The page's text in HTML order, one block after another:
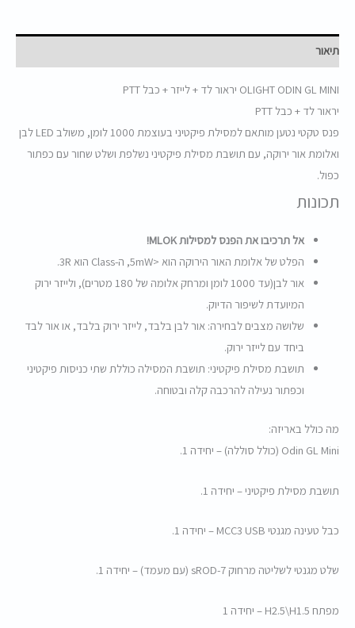
תיאור
OLIGHT ODIN GL MINI יראור לד + לייזר + כבל PTT
יראור לד + כבל PTT
פנס טקטי נטען מותאם למסילת פיקטיני בעוצמת 1000 לומן, משולב LED לבן
ואלומת אור ירוקה, עם תושבת מסילת פיקטיני נשלפת ושלט שחור עם כפתור
כפול.
תכונות
אל תרכיבו את הפנס למסילות MLOK!
הפלט של אלומת האור הירוקה הוא <5mW, ה-Class הוא 3R.
אור לבן(עד 1000 לומן ומרחק אלומה של 180 מטרים), ולייזר ירוק
המיועדת לשיפור הדיוק.
שלושה מצבים לבחירה: אור לבן בלבד, לייזר ירוק בלבד, או אור לבד
ביחד עם לייזר ירוק.
תושבת מסילת פיקטיני: תושבת המסילה כוללת שתי כניסות פיקטיני
וכפתור נעילה להרכבה קלה ובטוחה.
מה כולל באריזה:
Odin GL Mini (כולל סוללה) – יחידה 1.
תושבת מסילת פיקטיני – יחידה 1.
כבל טעינה מגנטי MCC3 USB – יחידה 1.
שלט מגנטי לשליטה מרחוק sROD-7 (עם מעמד) – יחידה 1.
מפתח H2.5\H1.5 – יחידה 1